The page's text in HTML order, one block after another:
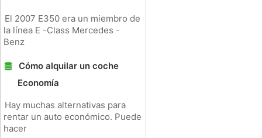
El 2007 E350 era un miembro de
la línea E -Class Mercedes -
Benz
Cómo alquilar un coche
Economía
Hay muchas alternativas para
rentar un auto económico. Puede
hacer